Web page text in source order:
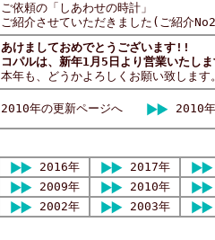
ご依頼の「しあわせの時計」
ご紹介させていただきました(ご紹介
あけましておめでとうございます!!
コパルは、新年1月5日より営業いたし
本年も、どうかよろしくお願い致します
2010年の更新ページへ 2010年
2016年
2017年
2009年
2010年
2002年
2003年